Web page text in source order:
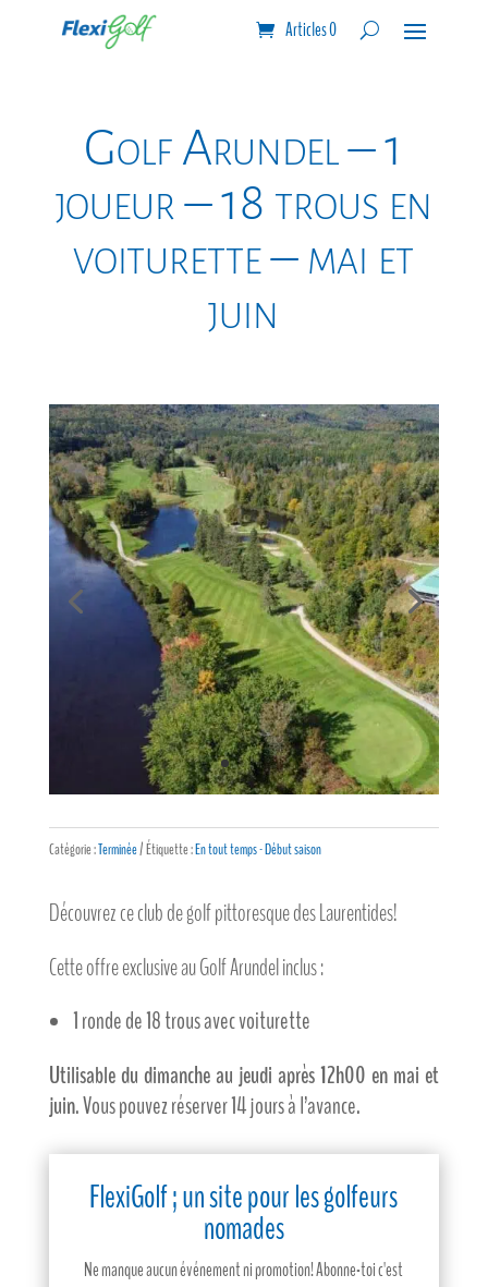
Articles 0
Golf Arundel – 1
joueur – 18 trous en
voiturette – mai et
juin
Catégorie :Terminée Étiquette :En tout temps - Début saison
Découvrez ce club de golf pittoresque des Laurentides!
Cette offre exclusive au Golf Arundel inclus :
1 ronde de 18 trous avec voiturette
Utilisable du dimanche au jeudi après 12h00 en mai et
juin. Vous pouvez réserver 14 jours à l’avance.
FlexiGolf ; un site pour les golfeurs
nomades
Ne manque aucun événement ni promotion! Abonne-toi c'est